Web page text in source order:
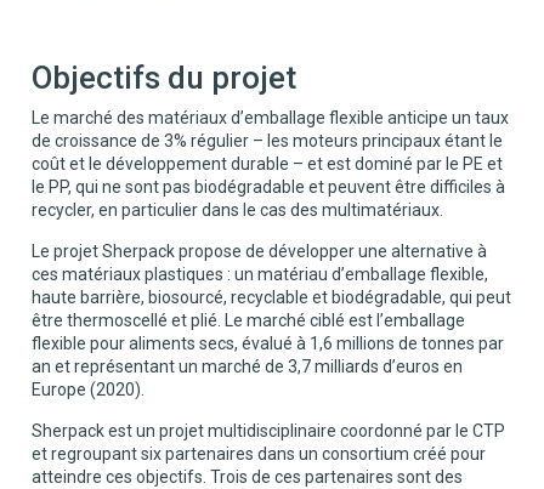
Objectifs du projet
Le marché des matériaux d’emballage flexible anticipe un taux
de croissance de 3% régulier – les moteurs principaux étant le
coût et le développement durable – et est dominé par le PE et
le PP, qui ne sont pas biodégradable et peuvent être difficiles à
recycler, en particulier dans le cas des multimatériaux.
Le projet Sherpack propose de développer une alternative à
ces matériaux plastiques : un matériau d’emballage flexible,
haute barrière, biosourcé, recyclable et biodégradable, qui peut
être thermoscellé et plié. Le marché ciblé est l’emballage
flexible pour aliments secs, évalué à 1,6 millions de tonnes par
an et représentant un marché de 3,7 milliards d’euros en
Europe (2020).
Sherpack est un projet multidisciplinaire coordonné par le CTP
et regroupant six partenaires dans un consortium créé pour
atteindre ces objectifs. Trois de ces partenaires sont des